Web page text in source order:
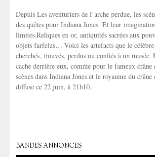
Depuis Les aventuriers de l’arche perdue, les
des quêtes pour Indiana Jones. Et leur
limites.Reliques en or, antiquités sacrées aux
objets farfelus… Voici les artefacts que le célèbre
cherchés, trouvés, perdus ou confiés à un
cache derrière eux, comme pour le fameux crâne
scènes dans Indiana Jones et le royaume du
diffuse ce 22 juin, à 21h10.
BANDES ANNONCES